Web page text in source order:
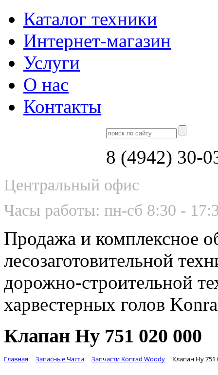
Каталог техники
Интернет-магазин
Услуги
О нас
Контакты
8 (4942) 30-
Центральный офис
Часы работы: пн-сб 8:30 -
Продажа и комплексное
лесозаготовительной
дорожно-строительной
харвестерных голов
Клапан Hy 751 020 000
Главная Запасные Части Запчасти Konrad Woody Клапан Hy 751